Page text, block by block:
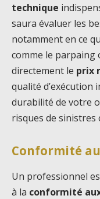
technique
saura évaluer les
notamment en ce
comme le parpaing
directement le prix
qualité d’exécution
durabilité de votre
risques de
Conformité
Un professionnel
à la conformité